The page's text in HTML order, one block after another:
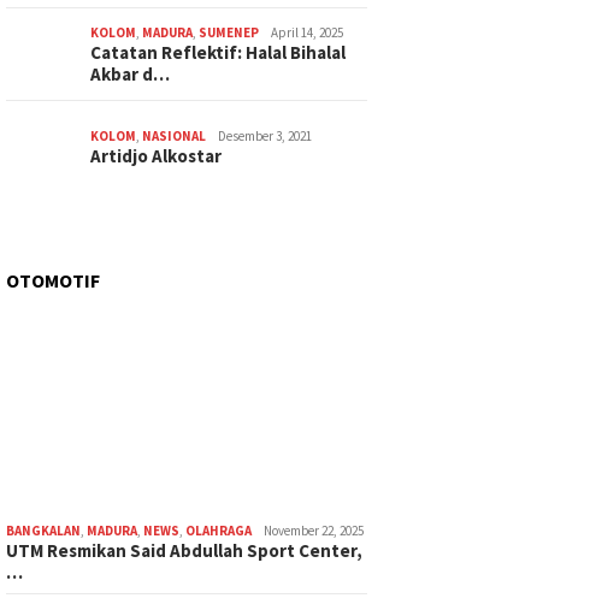
KOLOM MADURA SUMENEP April 14, 2025
Catatan Reflektif: Halal Bihalal
Akbar d…
KOLOM NASIONAL Desember 3, 2021
Artidjo Alkostar
OTOMOTIF
BANGKALAN, MADURA, NEWS, OLAHRAGA November 22, 2025
UTM Resmikan Said Abdullah Sport Center,
…